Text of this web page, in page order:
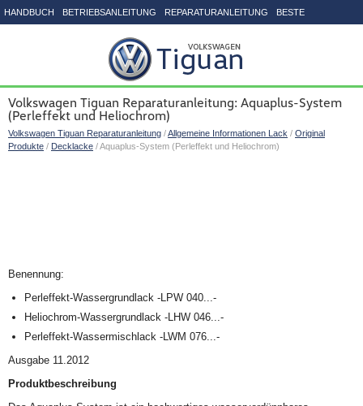
HANDBUCH BETRIEBSANLEITUNG REPARATURANLEITUNG BESTE
Volkswagen Tiguan Reparaturanleitung: Aquaplus-System
(Perleffekt und Heliochrom)
Volkswagen Tiguan Reparaturanleitung /Allgemeine Informationen Lack / Original
Produkte / Decklacke / Aquaplus-System (Perleffekt und Heliochrom)
Benennung:
Perleffekt-Wassergrundlack -LPW 040...-
Heliochrom-Wassergrundlack -LHW 046...-
Perleffekt-Wassermischlack -LWM 076...-
Ausgabe 11.2012
Produktbeschreibung